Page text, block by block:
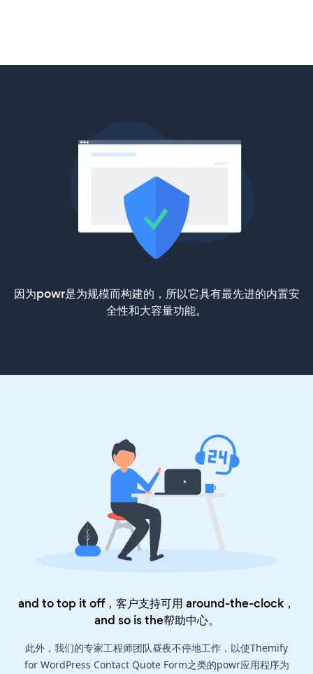
因为powr是为规模而构建的，所以它具有最先进的内置安
全性和大容量功能。
and to top it off，客户支持可用 around-the-clock，
and so is the帮助中心。
此外，我们的专家工程师团队昼夜不停地工作，以使Themify
for WordPress Contact Quote Form之类的powr应用程序为